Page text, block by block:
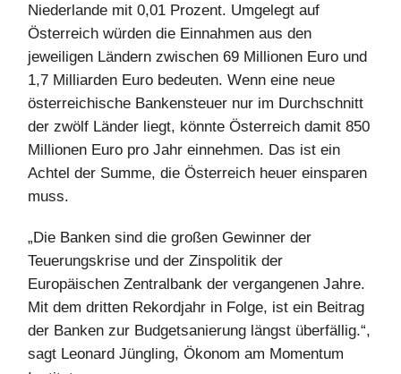
Niederlande mit 0,01 Prozent. Umgelegt auf
Österreich würden die Einnahmen aus den
jeweiligen Ländern zwischen 69 Millionen Euro und
1,7 Milliarden Euro bedeuten. Wenn eine neue
österreichische Bankensteuer nur im Durchschnitt
der zwölf Länder liegt, könnte Österreich damit 850
Millionen Euro pro Jahr einnehmen. Das ist ein
Achtel der Summe, die Österreich heuer einsparen
muss.
„Die Banken sind die großen Gewinner der
Teuerungskrise und der Zinspolitik der
Europäischen Zentralbank der vergangenen Jahre.
Mit dem dritten Rekordjahr in Folge, ist ein Beitrag
der Banken zur Budgetsanierung längst überfällig.“,
sagt Leonard Jüngling, Ökonom am Momentum